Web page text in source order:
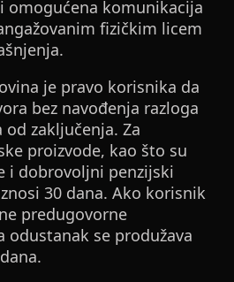
omogućena komunikacija
fizičkim licem
je pravo korisnika da
bez navođenja razloga
zaključenja. Za
proizvode, kao što su
i dobrovoljni penzijski
30 dana. Ako korisnik
predugovorne
odustanak se produžava